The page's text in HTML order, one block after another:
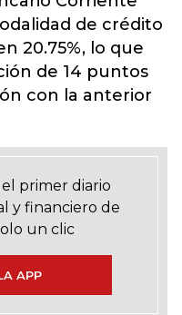
de crédito
20.75%, lo que
de 14 puntos
con la anterior
primer diario
y financiero de
un clic
APP